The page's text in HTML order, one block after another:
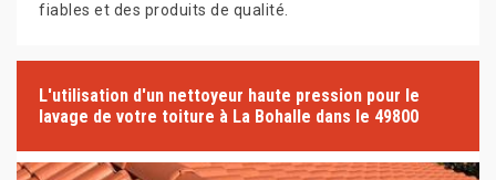
fiables et des produits de qualité.
L'utilisation d'un nettoyeur haute pression pour le
lavage de votre toiture à La Bohalle dans le 49800